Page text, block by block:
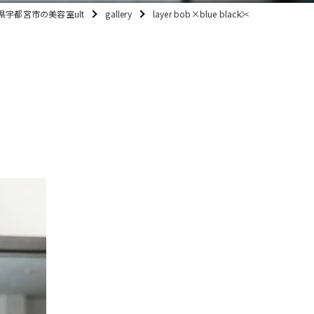
宇都宮市の美容室ult gallery layer bob×blue black✂️